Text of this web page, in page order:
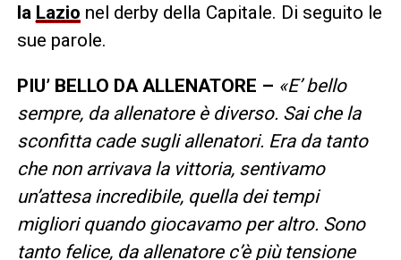
la Lazio nel derby della Capitale. Di seguito le
sue parole.
PIU’ BELLO DA ALLENATORE – «E’ bello
sempre, da allenatore è diverso. Sai che la
sconfitta cade sugli allenatori. Era da tanto
che non arrivava la vittoria, sentivamo
un’attesa incredibile, quella dei tempi
migliori quando giocavamo per altro. Sono
tanto felice, da allenatore c’è più tensione